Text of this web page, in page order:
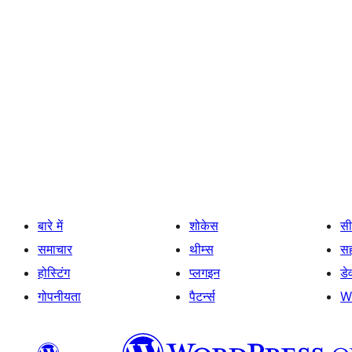
बारे में
समाचार
होस्टिंग
गोपनीयता
शोकेस
थीम्स
प्लगइन
पैटर्न्स